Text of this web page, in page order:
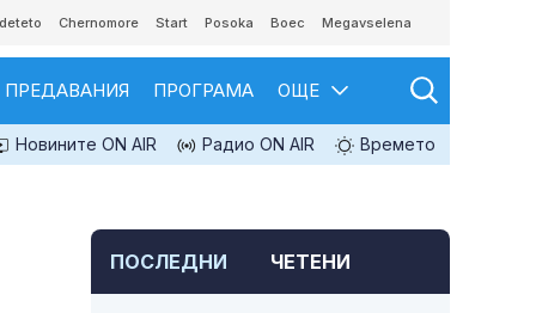
Chernomore Start Posoka Boec Megavselena
ПРЕДАВАНИЯ ПРОГРАМА ОЩЕ
Новините ON AIR Радио ON AIR Времето
ПОСЛЕДНИ ЧЕТЕНИ